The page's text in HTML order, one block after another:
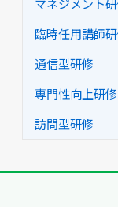
マネジメント
臨時任用講師
通信型研修
専門性向上研修
訪問型研修